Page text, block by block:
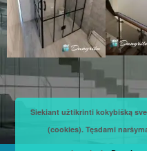
Siekiant užtikrinti kokybišką
(cookies). Tęsdami